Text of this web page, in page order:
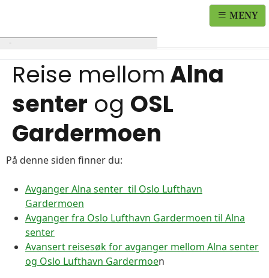
MENY
Reise mellomAlna
senter og OSL
Gardermoen
På denne siden finner du:
Avganger Alna senter til Oslo Lufthavn
Gardermoen
Avganger fra Oslo Lufthavn Gardermoen til Alna
senter
Avansert reisesøk for avganger mellom Alna senter
og Oslo Lufthavn Gardermoen